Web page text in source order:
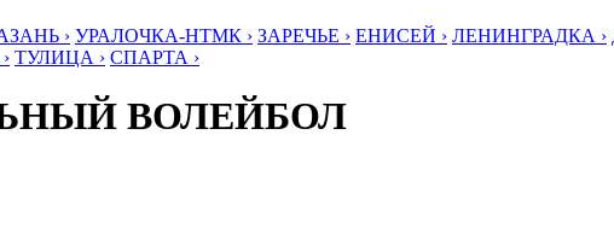
› УРАЛОЧКА-НТМК › ЗАРЕЧЬЕ › ЕНИСЕЙ › ЛЕНИНГРАДКА ›
ТУЛИЦА › СПАРТА ›
ВОЛЕЙБОЛ